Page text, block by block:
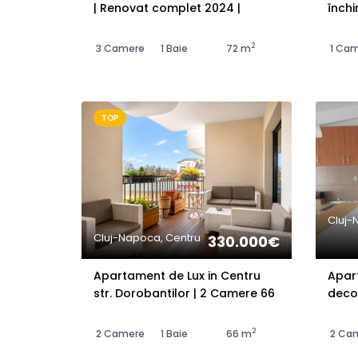
| Renovat complet 2024 |
3 Camere 1 Baie 72 m2 1
TOP
Cluj-Napoca, Centru 330.000€
Apartament de Lux in Centru
str. Dorobantilor | 2 Camere 66
2 Camere 1 Baie 66 m2
Cluj-
2